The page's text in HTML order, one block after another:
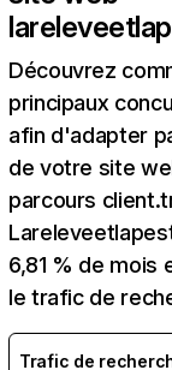
Découvrez
principaux
afin d'adapter
de votre site
parcours
6,81 % de mois
le trafic de
Trafic de